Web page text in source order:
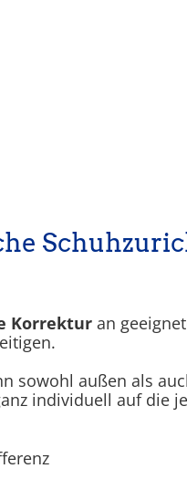
Korrektur an
sowohl außen als
individuell auf die